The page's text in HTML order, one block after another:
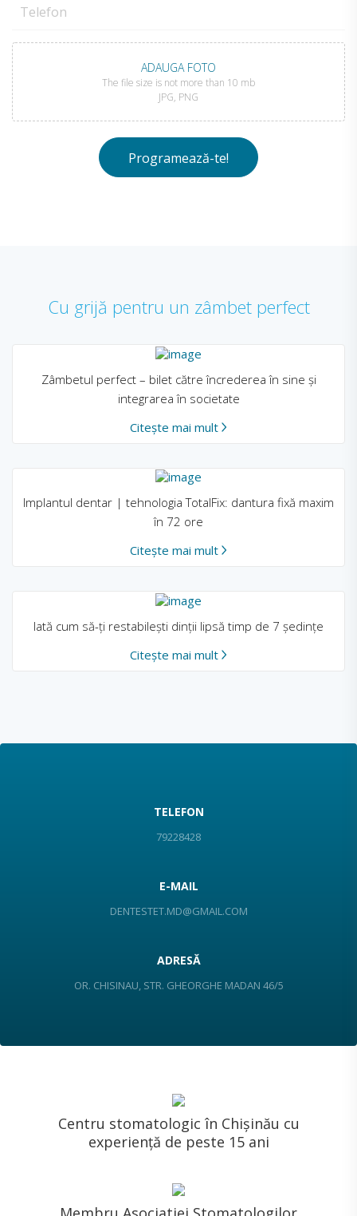
ADAUGA FOTO
The file size is not more than 10 mb
JPG, PNG
Cu grijă pentru un zâmbet perfect
Zâmbetul perfect – bilet către încrederea în sine și
integrarea în societate
Citește mai mult
Implantul dentar | tehnologia TotalFix: dantura fixă maxim
în 72 ore
Citește mai mult
Iată cum să-ți restabilești dinții lipsă timp de 7 ședințe
Citește mai mult
TELEFON
79228428
E-MAIL
DENTESTET.MD@GMAIL.COM
ADRESĂ
OR. CHISINAU, STR. GHEORGHE MADAN 46/5
Centru stomatologic în Chișinău cu
experiență de peste 15 ani